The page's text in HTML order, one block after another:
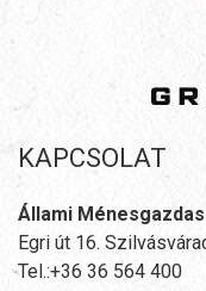
KAPCSOLAT
Állami
Egri út 16.
Tel.:+36 36 564 400